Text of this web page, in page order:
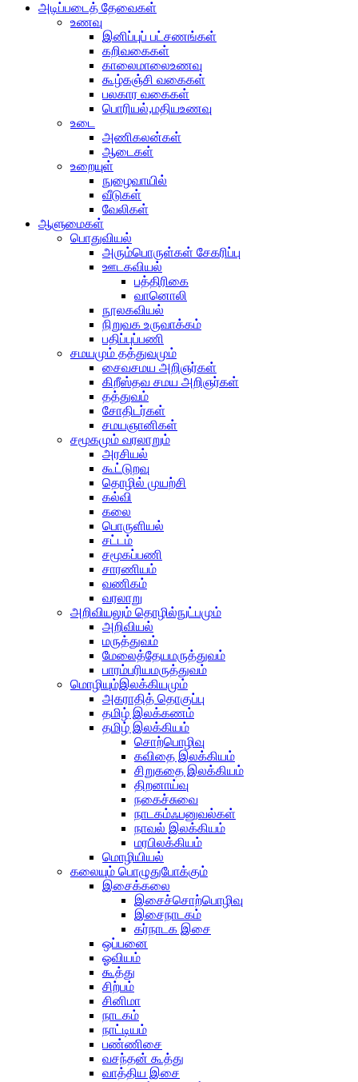
அடிப்படைத் தேவைகள்
உணவு
இனிப்புப் பட்சணங்கள்
கறிவகைகள்
காலைமாலைஉணவு
கூழ்கஞ்சி வகைகள்
பலகார வகைகள்
பொரியல்,மதியஉணவு
உடை
அணிகலன்கள்
ஆடைகள்
உறையுள்
நுழைவாயில்
வீடுகள்
வேலிகள்
ஆளுமைகள்
பொதுவியல்
அரும்பொருள்கள் சேகரிப்பு
ஊடகவியல்
பத்திரிகை
வானொலி
நூலகவியல்
நிறுவக உருவாக்கம்
பதிப்புப்பணி
சமயமும் தத்துவமும்
சைவசமய அறிஞர்கள்
கிறீஸ்தவ சமய அறிஞர்கள்
தத்துவம்
சோதிடர்கள்
சமயஞானிகள்
சமூகமும் வரலாறும்
அரசியல்
கூட்டுறவு
தொழில் முயற்சி
கல்வி
கலை
பொருளியல்
சட்டம்
சமூகப்பணி
சாரணியம்
வணிகம்
வரலாறு
அறிவியலும் தொழில்நுட்பமும்
அறிவியல்
மருத்துவம்
மேலைத்தேயமருத்துவம்
பாரம்பரியமருத்துவம்
மொழியும்இலக்கியமும்
அகராதித் தொகுப்பு
தமிழ் இலக்கணம்
தமிழ் இலக்கியம்
சொற்பொழிவு
கவிதை இலக்கியம்
சிறுகதை இலக்கியம்
திறனாய்வு
நகைச்சுவை
நாடகம்ஃபனுவல்கள்
நாவல் இலக்கியம்
மரபிலக்கியம்
மொழியியல்
கலையும் பொழுதுபோக்கும்
இசைக்கலை
இசைச்சொற்பொழிவு
இசைநாடகம்
கர்நாடக இசை
ஒப்பனை
ஓவியம்
கூத்து
சிற்பம்
சினிமா
நாடகம்
நாட்டியம்
பண்ணிசை
வசந்தன் கூத்து
வாத்திய இசை